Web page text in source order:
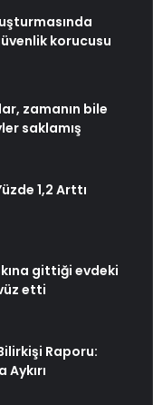
korucusu
zamanın bile
saklamış
1,2 Arttı
gittiği evdeki
etti
Raporu: